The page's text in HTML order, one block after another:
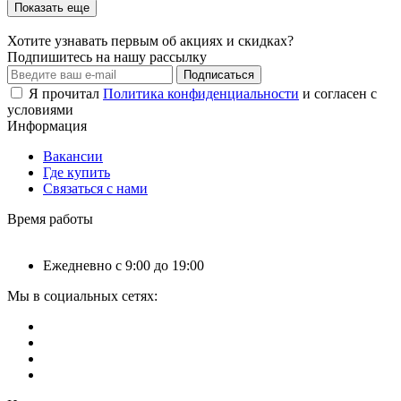
Показать еще
Хотите узнавать первым об акциях и скидках?
Подпишитесь на нашу рассылку
Подписаться
Я прочитал Политика конфиденциальности и согласен с
условиями
Информация
Вакансии
Где купить
Связаться с нами
Время работы
Ежедневно с 9:00 до 19:00
Мы в социальных сетях: